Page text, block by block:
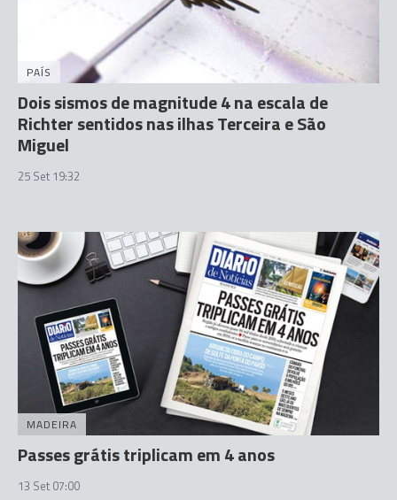
PAÍS
Dois sismos de magnitude 4 na escala de
Richter sentidos nas ilhas Terceira e São
Miguel
25 Set 19:32
MADEIRA
Passes grátis triplicam em 4 anos
13 Set 07:00